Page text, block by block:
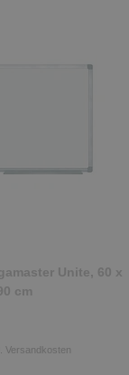
Unite, 60 x
cm
Versandkosten